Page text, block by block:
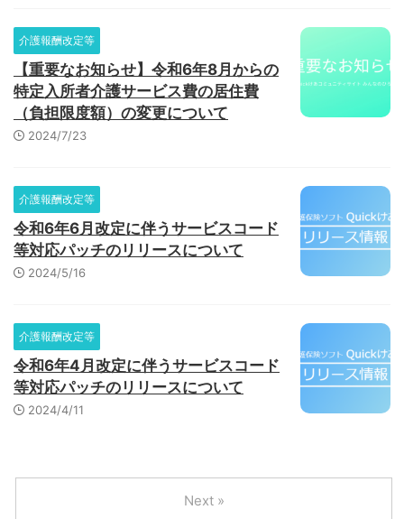
介護報酬改定等
【重要なお知らせ】令和6年8月からの
特定入所者介護サービス費の居住費
（負担限度額）の変更について
2024/7/23
介護報酬改定等
令和6年6月改定に伴うサービスコード
等対応パッチのリリースについて
2024/5/16
介護報酬改定等
令和6年4月改定に伴うサービスコード
等対応パッチのリリースについて
2024/4/11
Next »